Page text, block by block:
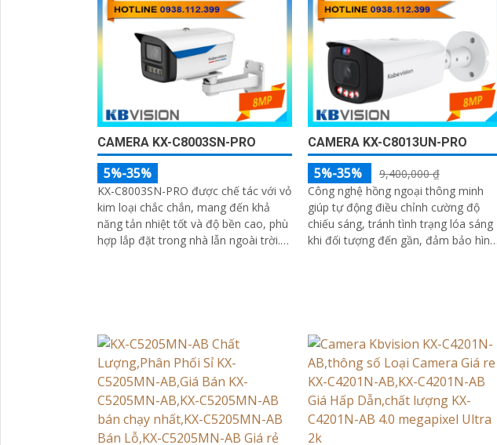
CAMERA KX-C8003SN-PRO
5%-35%
KX-C8003SN-PRO được chế tác với vỏ
kim loại chắc chắn, mang đến khả
năng tản nhiệt tốt và độ bền cao, phù
hợp lắp đặt trong nhà lẫn ngoài trời.
CAMERA KX-C8013UN-PRO
5%-35%
9,400,000 ₫
Công nghệ hồng ngoại thông minh
giúp tự động điều chỉnh cường độ
chiếu sáng, tránh tình trạng lóa sáng
khi đối tượng đến gần, đảm bảo hình
phức tạp như ngược sáng mạnh hay
thiếu sáng